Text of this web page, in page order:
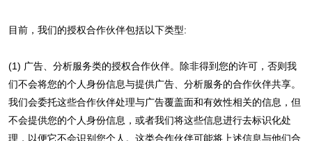
目前，我们的授权合作伙伴包括以下类型:
(1) 广告、分析服务类的授权合作伙伴。除非得到您的许可，否则我
们不会将您的个人身份信息与提供广告、分析服务的合作伙伴共享。
我们会委托这些合作伙伴处理与广告覆盖面和有效性相关的信息，但
不会提供您的个人身份信息，或者我们将这些信息进行去标识化处
理，以便它不会识别您个人。这类合作伙伴可能将上述信息与他们合